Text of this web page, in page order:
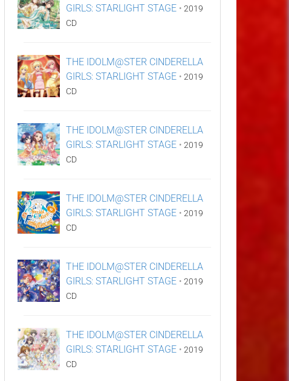
GIRLS: STARLIGHT STAGE • 2019
CD
THE IDOLM@STER CINDERELLA
GIRLS: STARLIGHT STAGE • 2019
CD
THE IDOLM@STER CINDERELLA
GIRLS: STARLIGHT STAGE • 2019
CD
THE IDOLM@STER CINDERELLA
GIRLS: STARLIGHT STAGE • 2019
CD
THE IDOLM@STER CINDERELLA
GIRLS: STARLIGHT STAGE • 2019
CD
THE IDOLM@STER CINDERELLA
GIRLS: STARLIGHT STAGE • 2019
CD